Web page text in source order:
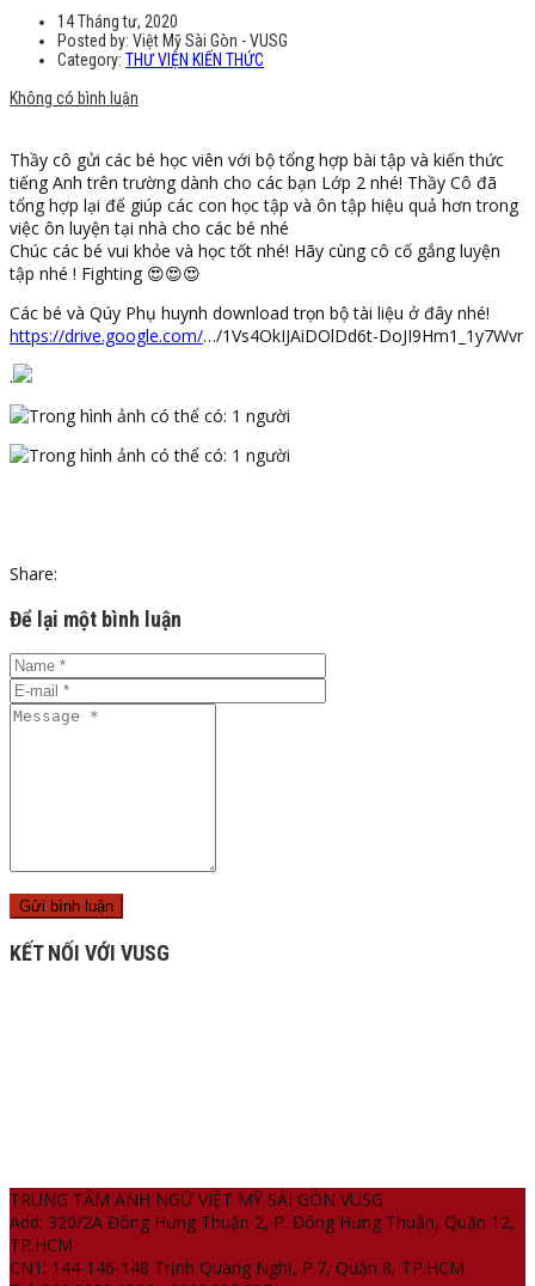
14 Tháng tư, 2020
Posted by: Việt Mỹ Sài Gòn - VUSG
Category: THƯ VIỆN KIẾN THỨC
Không có bình luận
Thầy cô gửi các bé học viên với bộ tổng hợp bài tập và kiến thức
tiếng Anh trên trường dành cho các bạn Lớp 2 nhé! Thầy Cô đã
tổng hợp lại để giúp các con học tập và ôn tập hiệu quả hơn trong
việc ôn luyện tại nhà cho các bé nhé
Chúc các bé vui khỏe và học tốt nhé! Hãy cùng cô cố gắng luyện
tập nhé ! Fighting 😍😍😍
Các bé và Qúy Phụ huynh download trọn bộ tài liệu ở đây nhé!
https://drive.google.com/…/1Vs4OkIJAiDOlDd6t-DoJI9Hm1_1y7Wvr
.
Share:
Để lại một bình luận
KẾT NỐI VỚI VUSG
TRUNG TÂM ANH NGỮ VIỆT MỸ SÀI GÒN VUSG
Add: 320/2A Đông Hưng Thuận 2, P. Đông Hưng Thuận, Quận 12,
TP.HCM
CN1: 144-146-148 Trịnh Quang Nghị, P.7, Quận 8, TP.HCM